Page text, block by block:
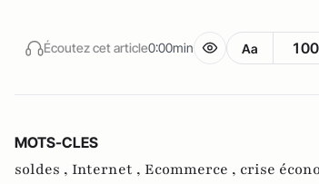
Écoutez cet article0:00min Aa
MOTS-CLES
soldes , Internet , Ecommerce , crise